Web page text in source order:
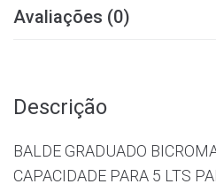
Avaliações (0)
Descrição
BALDE GRADUADO
CAPACIDADE PARA 5 LTS